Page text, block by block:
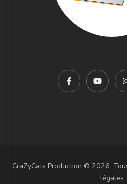
CraZyCats Production © 2026.
légales